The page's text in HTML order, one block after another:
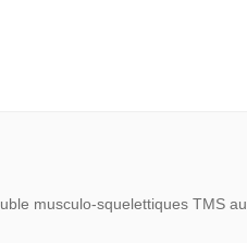
musculo-squelettiques TMS au